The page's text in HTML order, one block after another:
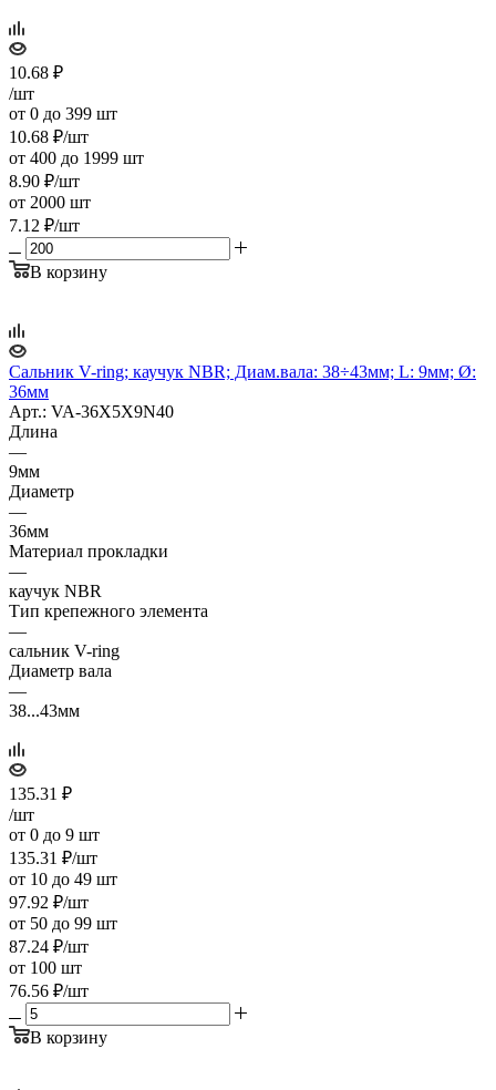
10.68 ₽
/шт
от 0 до 399 шт
10.68 ₽/шт
от 400 до 1999 шт
8.90 ₽/шт
от 2000 шт
7.12 ₽/шт
В корзину
Сальник V-ring; каучук NBR; Диам.вала: 38÷43мм; L: 9мм; Ø:
36мм
Арт.: VA-36X5X9N40
Длина
—
9мм
Диаметр
—
36мм
Материал прокладки
—
каучук NBR
Тип крепежного элемента
—
сальник V-ring
Диаметр вала
—
38...43мм
135.31 ₽
/шт
от 0 до 9 шт
135.31 ₽/шт
от 10 до 49 шт
97.92 ₽/шт
от 50 до 99 шт
87.24 ₽/шт
от 100 шт
76.56 ₽/шт
В корзину